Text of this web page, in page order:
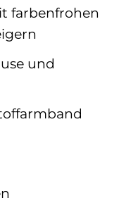
farbenfrohen
und